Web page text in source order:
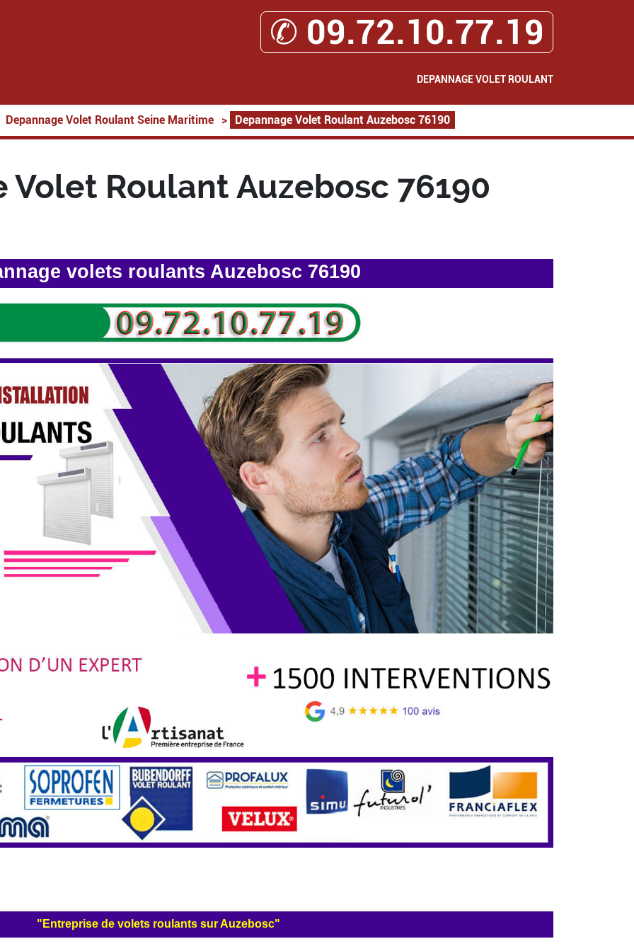
✆ 09.72.10.77.19
DEPANNAGE VOLET ROULANT
Depannage Volet Roulant Seine Maritime > Depannage Volet Roulant Auzebosc 76190
Volet Roulant Auzebosc 76190
volets roulants Auzebosc 76190
"Entreprise de volets roulants sur Auzebosc"